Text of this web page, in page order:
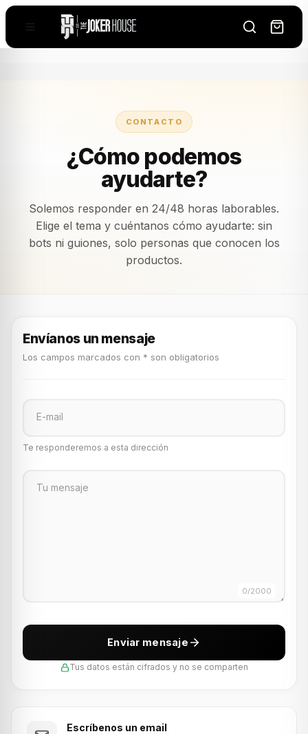
CONTACTO
¿Cómo podemos
ayudarte?
Solemos responder en 24/48 horas laborables.
Elige el tema y cuéntanos cómo ayudarte: sin
bots ni guiones, solo personas que conocen los
productos.
Escríbenos un email
Envíanos un mensaje
Los campos marcados con * son obligatorios
E-mail
Te responderemos a esta dirección
Tu mensaje
0/2000
Enviar mensaje
Tus datos están cifrados y no se comparten